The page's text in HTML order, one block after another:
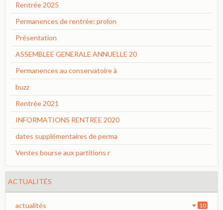
Rentrée 2025
Permanences de rentrée: prolon
Présentation
ASSEMBLEE GENERALE ANNUELLE 20
Permanences au conservatoire à
buzz
Rentrée 2021
INFORMATIONS RENTREE 2020
dates supplémentaires de perma
Ventes bourse aux partitions r
ACTUALITÉS
actualités 10